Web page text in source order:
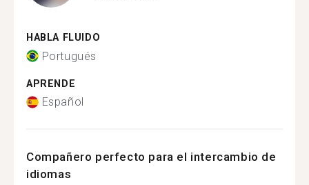
HABLA FLUIDO
Portugués
APRENDE
Español
Compañero perfecto para el intercambio de
idiomas